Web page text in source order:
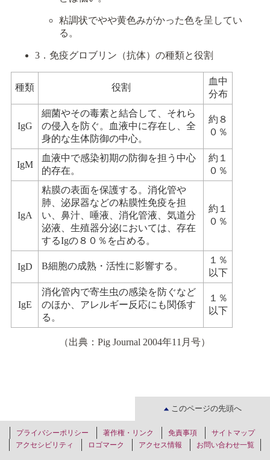
粘調状でやや黄色みがかった色を呈してい
る。
3．免疫グロブリン（抗体）の種類と役割
種類 役割
血中
分布
IgG
細菌やその毒素と結合して、それら
の侵入を防ぐ。血液中に存在し、全
身的な生体防御の中心。
約８
０％
IgM
血液中で感染初期の防御を担う中心
的存在。
約１
０％
IgA
粘膜の表面を保護する。消化管や
肺、泌尿器などの粘膜性免疫を担
い、鼻汁、唾液、消化管液、気道分
泌液、生殖器分泌においては、存在
するIgの８０％を占める。
約１
０％
IgD B細胞の成熟・活性に影響する。
１％
以下
IgE
消化管内で寄生虫の感染を防ぐなど
のほか、アレルギー反応にも関係す
る。
１％
以下
（出典：Pig Journal 2004年11月号）
このページの先頭へ
プライバシーポリシー 著作権・リンク 免責事項
サイトマップ
アクセシビリティ
ロゴマーク アクセス情報 お問い合わせ一覧